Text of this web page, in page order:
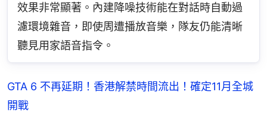
效果非常顯著。內建降噪技術能在對話時自動過
濾環境雜音，即使周遭播放音樂，隊友仍能清晰
聽見用家語音指令。
GTA 6 不再延期！香港解禁時間流出！確定11月全城
開戰